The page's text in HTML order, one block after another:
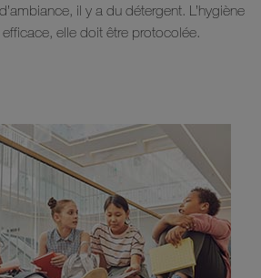
il y a du détergent. L’hygiène
elle doit être protocolée.